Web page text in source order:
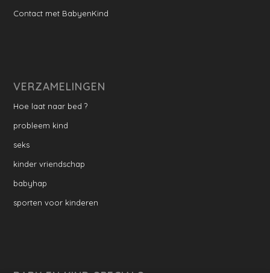
Contact met BabyenKind
VERZAMELINGEN
Hoe laat naar bed ?
probleem kind
seks
kinder vriendschap
babyhap
sporten voor kinderen